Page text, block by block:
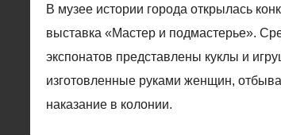
В музее истории города открылась
выставка «Мастер и подмастерье».
экспонатов представлены куклы и
изготовленные руками женщин,
наказание в колонии.